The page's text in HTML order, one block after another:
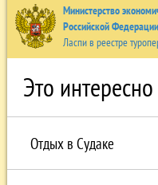
Министерство
Российской Федерации
Ласпи в реестре
Это интересно
Отдых в Судаке